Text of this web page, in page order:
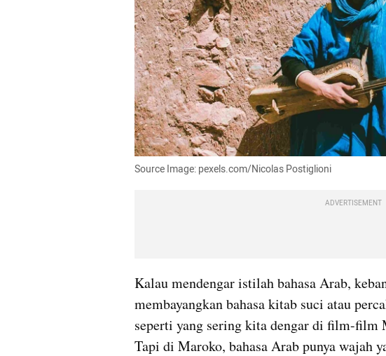
Source Image: pexels.com/Nicolas Postiglioni
ADVERTISEMENT
Kalau mendengar istilah bahasa Arab,
membayangkan bahasa kitab suci atau
seperti yang sering kita dengar di film-film
Tapi di Maroko, bahasa Arab punya wajah